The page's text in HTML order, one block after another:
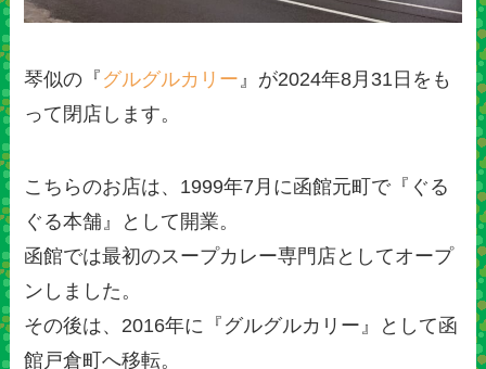
琴似の『 グルグルカリー 』が2024年8月31日をも
って閉店します。
こちらのお店は、1999年7月に函館元町で『ぐる
ぐる本舗』として開業。
函館では最初のスープカレー専門店としてオープ
ンしました。
その後は、2016年に『グルグルカリー』として函
館戸倉町へ移転。